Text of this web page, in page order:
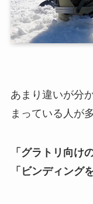
あまり違いが分
まっている人が
「グラトリ向け
「ビンディング